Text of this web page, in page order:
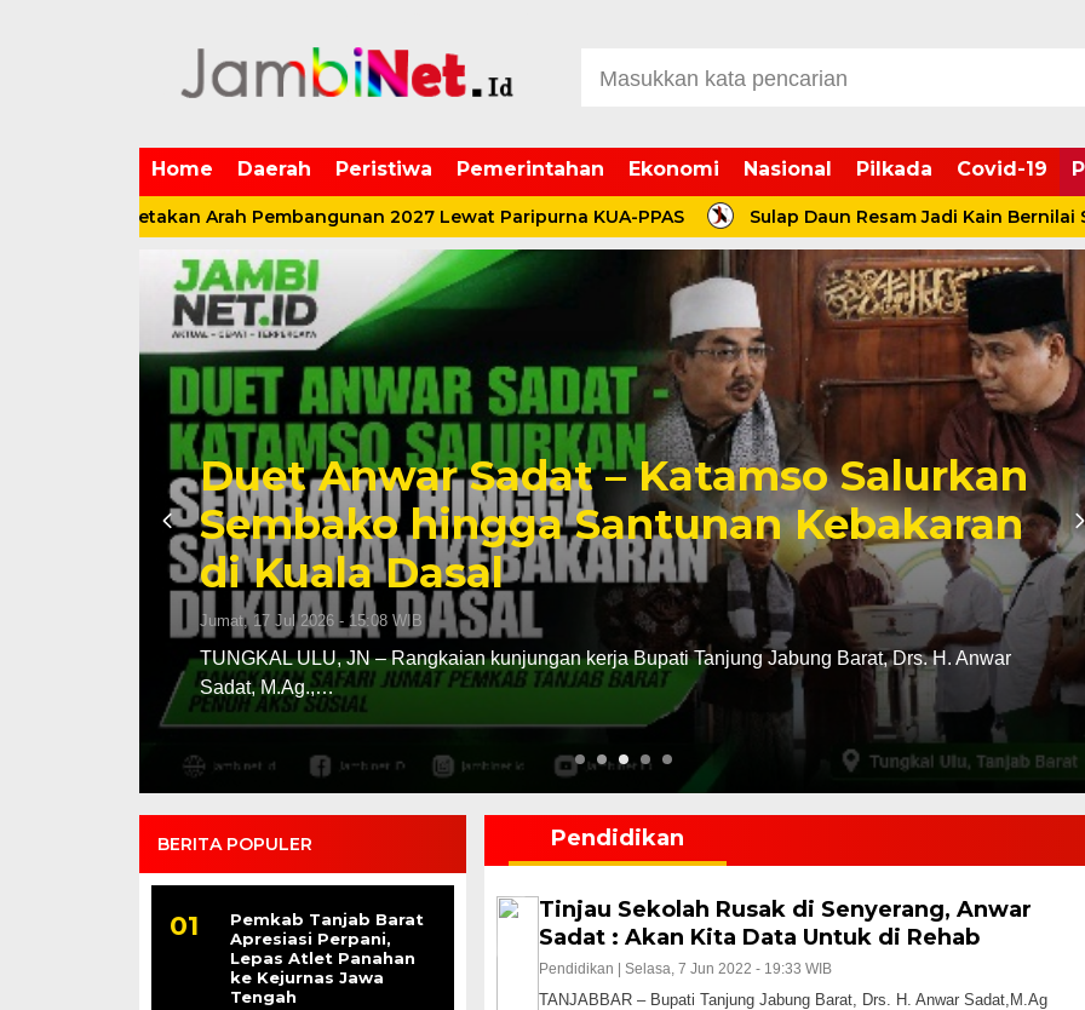
Home Daerah Peristiwa Pemerintahan Ekonomi Nasional Pilkada Covid-19
Petakan Arah Pembangunan 2027 Lewat Paripurna KUA-PPAS Sulap Daun Resam Jadi Kain Bernilai Seni,
Duet Anwar Sadat – Katamso Salurkan
Sembako hingga Santunan Kebakaran
di Kuala Dasal
Jumat, 17 Jul 2026 - 15:08 WIB
TUNGKAL ULU, JN – Rangkaian kunjungan kerja Bupati Tanjung Jabung Barat, Drs. H. Anwar
Sadat, M.Ag.,…
BERITA POPULER
Pemkab Tanjab Barat
Apresiasi Perpani,
Lepas Atlet Panahan
ke Kejurnas Jawa
Tengah
Pendidikan
Tinjau Sekolah Rusak di Senyerang, Anwar
Sadat : Akan Kita Data Untuk di Rehab
Pendidikan | Selasa, 7 Jun 2022 - 19:33 WIB
TANJABBAR – Bupati Tanjung Jabung Barat, Drs. H. Anwar Sadat,M.Ag